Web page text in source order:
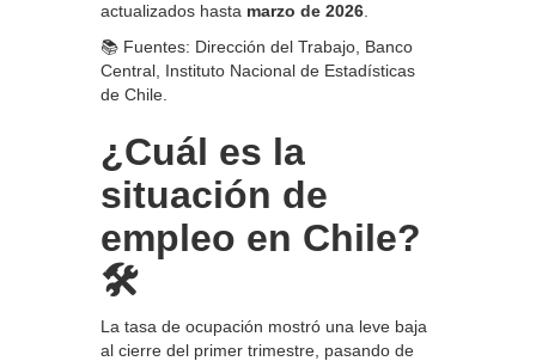
actualizados hasta marzo de 2026
📚 Fuentes: Dirección del Trabajo, Banco
Central, Instituto Nacional de Estadísticas
de Chile.
¿Cuál es la
situación de
empleo en Chile?
🛠️
La tasa de ocupación mostró una leve baja
al cierre del primer trimestre, pasando de